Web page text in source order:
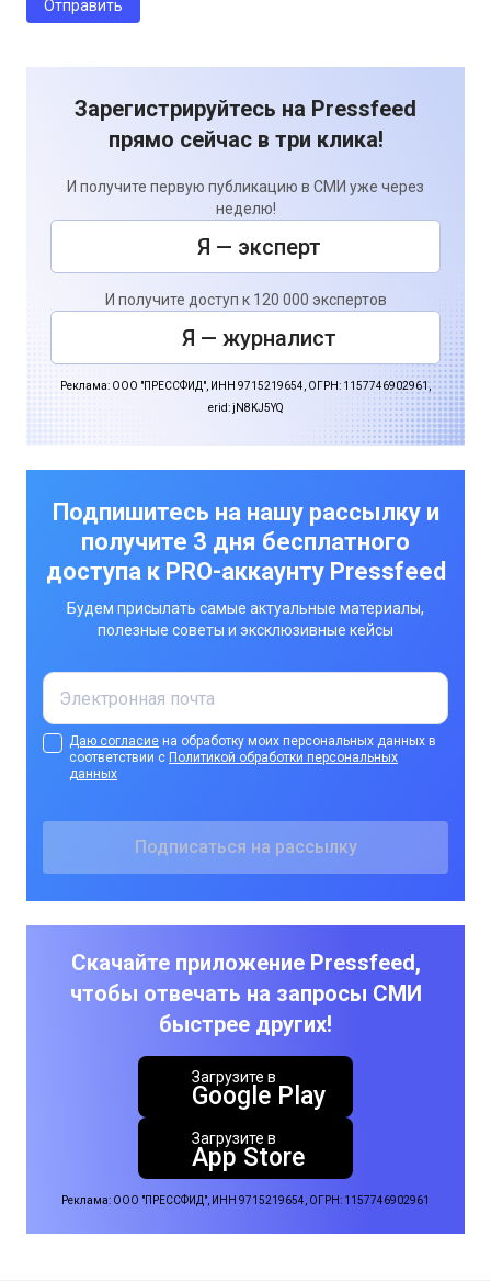
Зарегистрируйтесь на Pressfeed
прямо сейчас в три клика!
И получите первую публикацию в СМИ уже через
неделю!
Я — эксперт
И получите доступ к 120 000 экспертов
Я — журналист
Реклама: ООО "ПРЕССФИД", ИНН 9715219654, ОГРН: 1157746902961,
erid: jN8KJ5YQ
Подпишитесь на нашу рассылку и
получите 3 дня бесплатного
доступа к PRO-аккаунту Pressfeed
Будем присылать самые актуальные материалы,
полезные советы и эксклюзивные кейсы
Даю согласие на обработку моих персональных данных в
соответствии с Политикой обработки персональных
данных
Скачайте приложение Pressfeed,
чтобы отвечать на запросы СМИ
быстрее других!
Загрузите в
Google Play
Загрузите в
App Store
Реклама: ООО "ПРЕССФИД", ИНН 9715219654, ОГРН: 1157746902961